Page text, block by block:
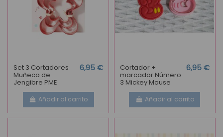
Set 3 Cortadores
Muñeco de
Jengibre PME
6,95 €
Añadir al carrito
Cortador +
marcador Número
3 Mickey Mouse
6,95 €
Añadir al carrito